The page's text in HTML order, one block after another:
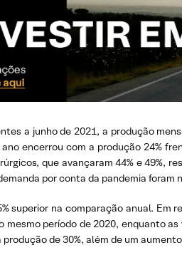
a junho de 2021, a produção
encerrou com a produção 24%
que avançaram 44% e 49%,
por conta da pandemia foram
superior na comparação anual. Em
período de 2020, enquanto
de 30%, além de um